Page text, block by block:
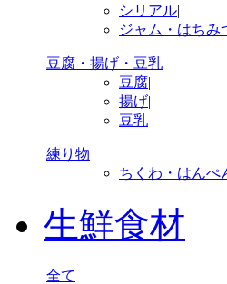
シリアル|
ジャム・はちみ
豆腐・揚げ・豆乳
豆腐|
揚げ|
豆乳
練り物
ちくわ・はんぺ
生鮮食材
全て